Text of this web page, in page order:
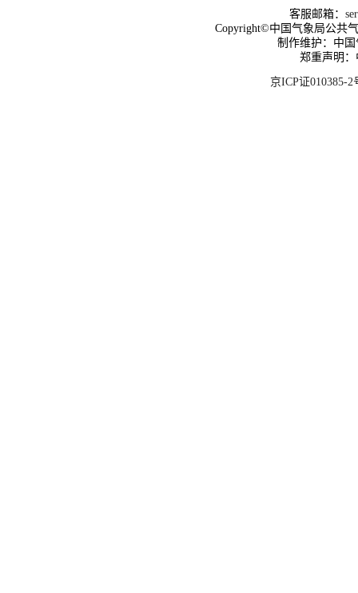
客服邮箱：
Copyright©中国气象局公共
制作维护：中
郑重声明
京ICP证010385-2